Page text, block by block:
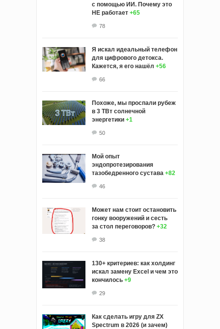
с помощью ИИ. Почему это
НЕ работает +65
78
Я искал идеальный телефон
для цифрового детокса.
Кажется, я его нашёл +56
66
Похоже, мы проспали рубеж
в 3 ТВт солнечной
энергетики +1
50
Мой опыт
эндопротезирования
тазобедренного сустава +82
46
Может нам стоит остановить
гонку вооружений и сесть
за стол переговоров? +32
38
130+ критериев: как холдинг
искал замену Excel и чем это
кончилось +9
29
Как сделать игру для ZX
Spectrum в 2026 (и зачем)